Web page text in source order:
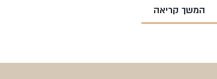
המשך קריאה